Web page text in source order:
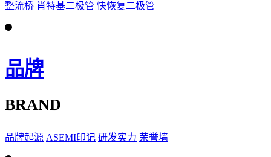
整流桥 肖特基二极管 快恢复二极管
品牌
BRAND
品牌起源 ASEMI印记 研发实力 荣誉墙